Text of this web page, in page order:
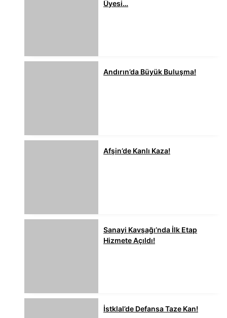
Üyesi…
Andırın’da Büyük Buluşma!
Afşin’de Kanlı Kaza!
Sanayi Kavşağı’nda İlk Etap
Hizmete Açıldı!
İstklal’de Defansa Taze Kan!